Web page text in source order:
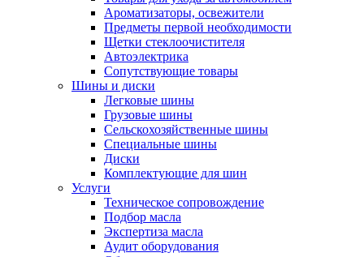
Ароматизаторы, освежители
Предметы первой необходимости
Щетки стеклоочистителя
Автоэлектрика
Сопутствующие товары
Шины и диски
Легковые шины
Грузовые шины
Сельскохозяйственные шины
Специальные шины
Диски
Комплектующие для шин
Услуги
Техническое сопровождение
Подбор масла
Экспертиза масла
Аудит оборудования